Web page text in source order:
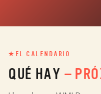
★ EL CALENDARIO
QUÉ HAY —